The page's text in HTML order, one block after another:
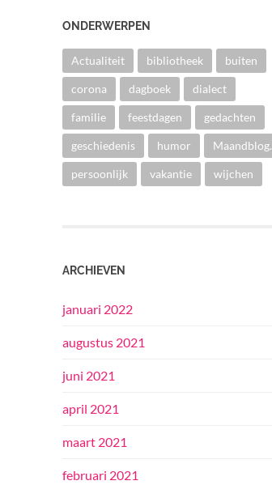
ONDERWERPEN
Actualiteit bibliotheek buiten
corona dagboek dialect
familie feestdagen gedachten
geschiedenis humor Maandblog.
persoonlijk vakantie wijchen
ARCHIEVEN
januari 2022
augustus 2021
juni 2021
april 2021
maart 2021
februari 2021